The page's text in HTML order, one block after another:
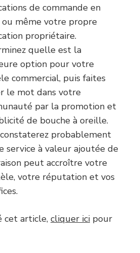
de commande en
ou même votre propre
propriétaire.
quelle est la
option pour votre
commercial, puis faites
le mot dans votre
par la promotion et
de bouche à oreille.
probablement
service à valeur ajoutée de
peut accroître votre
votre réputation et vos
cet article, cliquer ici pour